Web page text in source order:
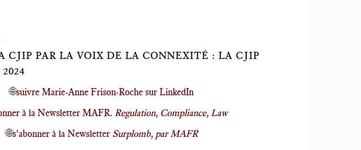
CJIP PAR LA VOIX DE LA CONNEXITÉ : LA CJIP
🌐suivre Marie-Anne Frison-Roche sur LinkedIn
à la Newsletter MAFR. Regulation, Compliance, Law
🌐s'abonner à la NewsletterSurplomb, par MAFR